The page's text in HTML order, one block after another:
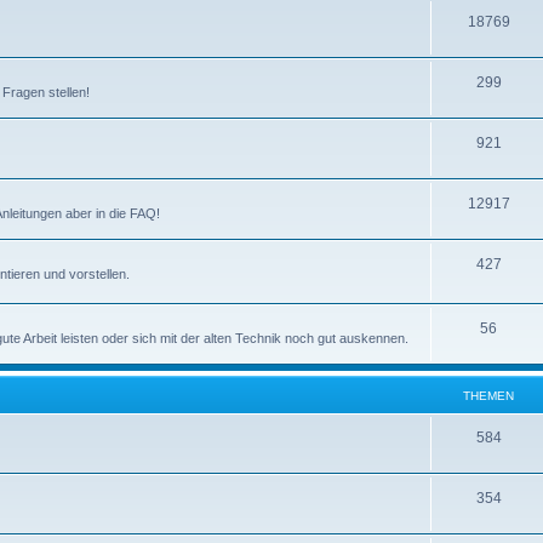
18769T
m
n
stellen!
299T
e
m
e
n
921
e
m
n
aber in die FAQ!
12917T
n
und vorstellen.
427T
e
Arbeit leisten oder sich mit der alten Technik noch gut auskennen.
56
e
THEMEN
584T
e
m
354T